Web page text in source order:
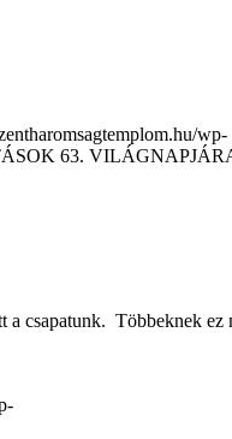
wp-
63.
csapatunk. Többeknek ez